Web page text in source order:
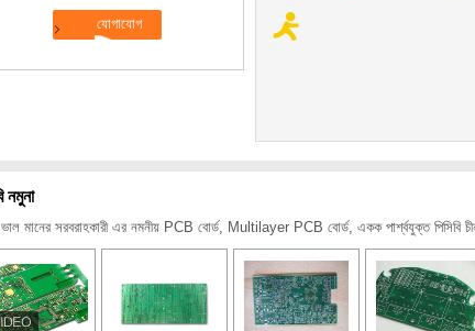
নমুনা
মানের সরবরাহকারী এর নমনীয় PCB বোর্ড, Multilayer PCB বোর্ড, একক পার্শ্বযুক্ত পিসিবি